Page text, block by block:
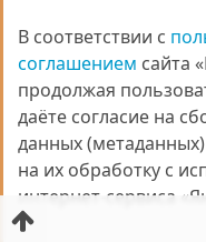
В соответствии с
соглашением сайта
продолжая
даёте согласие на
данных
на их обработку с
интернет-сервиса
В соответствии с
соглашением сайта
продолжая
даёте согласие на
данных
на их обработку с
интернет-сервиса